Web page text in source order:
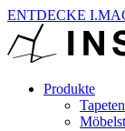
ENTDECKE
Produkte
Tapeten